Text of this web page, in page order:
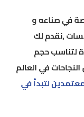
في صناعه و
,نقدم لك
لتناسب حجم
من 20 عاماً من النجاحات في العالم
لتبدأ في